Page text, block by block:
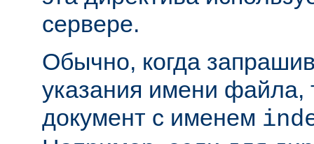
сервере.
Обычно, когда
указания имени файла,
документ с именем